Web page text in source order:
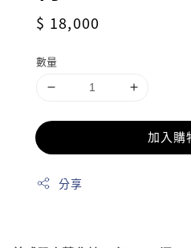
Regular
$ 18,000
數量
加入購
分享